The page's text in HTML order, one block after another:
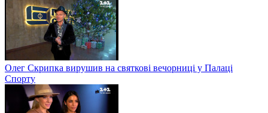
Олег Скрипка вирушив на святкові вечорниці у Палаці
Спорту